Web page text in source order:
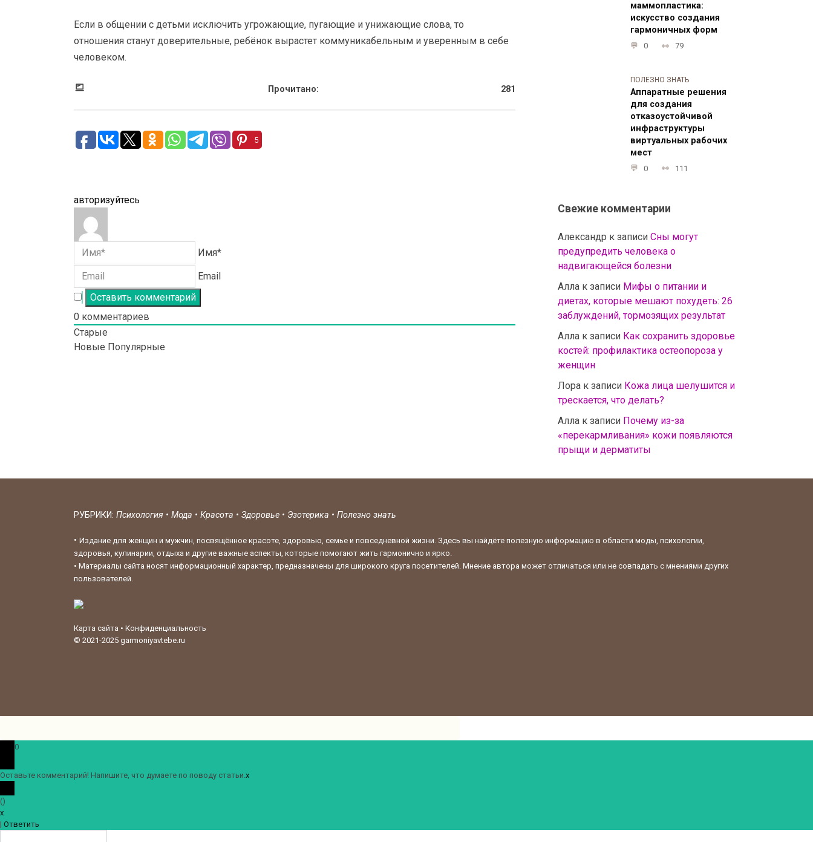
Если в общении с детьми исключить угрожающие, пугающие и унижающие слова, то
отношения станут доверительные, ребёнок вырастет коммуникабельным и уверенным в себе
человеком.
Прочитано: 281
5
авторизуйтесь
Имя*
Email
0 комментариев
Старые
Новые Популярные
маммопластика:
искусство создания
гармоничных форм
0 79
ПОЛЕЗНО ЗНАТЬ
Аппаратные решения
для создания
отказоустойчивой
инфраструктуры
виртуальных рабочих
мест
0 111
Свежие комментарии
Александр к записи Сны могут
предупредить человека о
надвигающейся болезни
Алла к записи Мифы о питании и
диетах, которые мешают похудеть: 26
заблуждений, тормозящих результат
Алла к записи Как сохранить здоровье
костей: профилактика остеопороза у
женщин
Лора к записи Кожа лица шелушится и
трескается, что делать?
Алла к записи Почему из-за
«перекармливания» кожи появляются
прыщи и дерматиты
РУБРИКИ: Психология • Мода • Красота • Здоровье • Эзотерика • Полезно знать
• Издание для женщин и мужчин, посвящённое красоте, здоровью, семье и повседневной жизни. Здесь вы найдёте полезную информацию в области моды, психологии,
здоровья, кулинарии, отдыха и другие важные аспекты, которые помогают жить гармонично и ярко.
• Материалы сайта носят информационный характер, предназначены для широкого круга посетителей. Мнение автора может отличаться или не совпадать с мнениями других
пользователей.
Карта сайта • Конфиденциальность
© 2021-2025 garmoniyavtebe.ru
0
Оставьте комментарий! Напишите, что думаете по поводу статьи.x
()
x
| Ответить